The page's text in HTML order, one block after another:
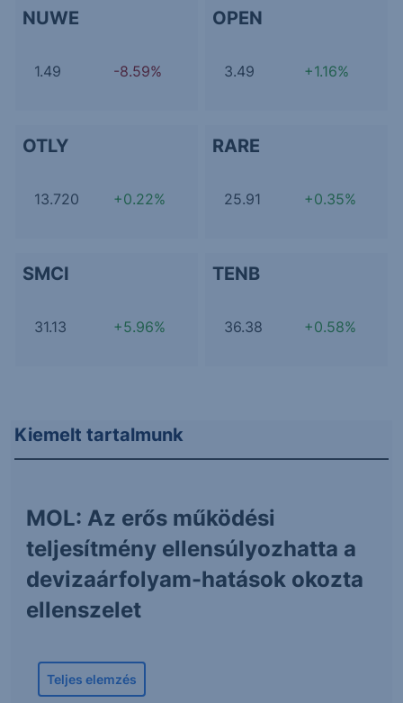
NUWE
1.49 -8.59%
OPEN
3.49 +1.16%
OTLY
13.720 +0.22%
RARE
25.91 +0.35%
SMCI
31.13 +5.96%
TENB
36.38 +0.58%
Kiemelt tartalmunk
MOL: Az erős működési
teljesítmény ellensúlyozhatta a
devizaárfolyam-hatások okozta
ellenszelet
Teljes elemzés